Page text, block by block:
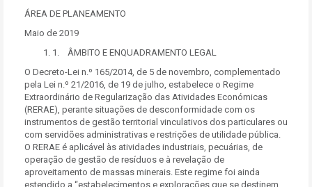
ÁREA DE PLANEAMENTO
Maio de 2019
1. ÂMBITO E ENQUADRAMENTO LEGAL
O Decreto-Lei n.º 165/2014, de 5 de novembro, complementado
pela Lei n.º 21/2016, de 19 de julho, estabelece o Regime
Extraordinário de Regularização das Atividades Económicas
(RERAE), perante situações de desconformidade com os
instrumentos de gestão territorial vinculativos dos particulares ou
com servidões administrativas e restrições de utilidade pública.
O RERAE é aplicável às atividades industriais, pecuárias, de
operação de gestão de resíduos e à revelação de
aproveitamento de massas minerais. Este regime foi ainda
estendido a “estabelecimentos e explorações que se destinem